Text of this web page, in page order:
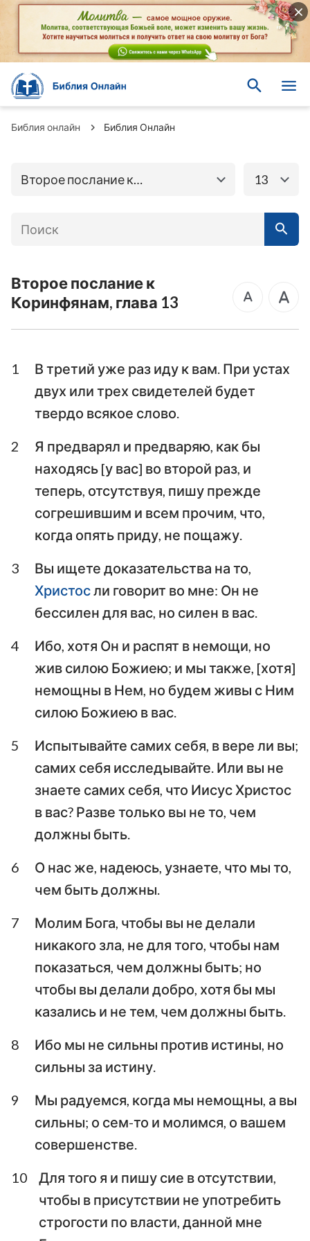
Библия онлайн Библия Онлайн
Второе послание к
Книги Ветхого
завета
Евангелие от
Второе послание к
Послание к Галатам
Послание к
Филиппийцам
Колоссянам
Первое послание к
Фессалоникийцам
Второе послание к
Фессалоникийцам
Первое послание к
Тимофею
Второе послание к
Тимофею
Послание к Титу
Послание к
Филимону
Послание к Евреям Послание Иакова
Первое послание
Второе послание
Первое послание
Второе послание
Третье послание
Иоанна
Послание Иуды
Откровение Иоанна
Богослова
13
Второе послание к
Коринфянам, глава 13
1
В третий уже раз иду к вам. При устах
двух или трех свидетелей будет
твердо всякое слово.
2
Я предварял и предваряю, как бы
находясь [у вас] во второй раз, и
теперь, отсутствуя, пишу прежде
согрешившим и всем прочим, что,
когда опять приду, не пощажу.
3
Вы ищете доказательства на то,
Христос ли говорит во мне: Он не
бессилен для вас, но силен в вас.
4
Ибо, хотя Он и распят в немощи, но
жив силою Божиею; и мы также, [хотя]
немощны в Нем, но будем живы с Ним
силою Божиею в вас.
5
Испытывайте самих себя, в вере ли вы;
самих себя исследывайте. Или вы не
знаете самих себя, что Иисус Христос
в вас? Разве только вы не то, чем
должны быть.
6
О нас же, надеюсь, узнаете, что мы то,
чем быть должны.
7
Молим Бога, чтобы вы не делали
никакого зла, не для того, чтобы нам
показаться, чем должны быть; но
чтобы вы делали добро, хотя бы мы
казались и не тем, чем должны быть.
8
Ибо мы не сильны против истины, но
сильны за истину.
9
Мы радуемся, когда мы немощны, а вы
сильны; о сем-то и молимся, о вашем
совершенстве.
10
Для того я и пишу сие в отсутствии,
чтобы в присутствии не употребить
строгости по власти, данной мне